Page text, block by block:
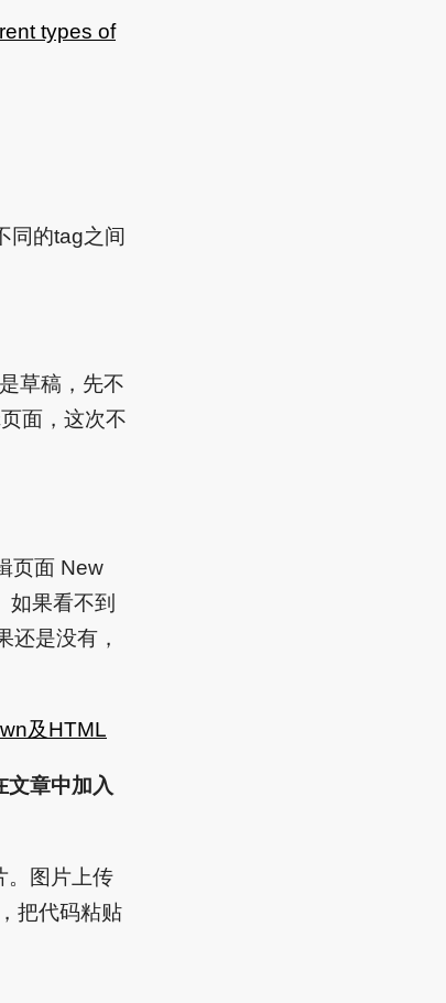
types of
同的tag之间
草稿，先不
面，这次不
页面 New
果看不到
还是没有，
及HTML
章中加入
。图片上传
把代码粘贴